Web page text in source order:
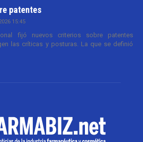
patentes
15:45
fijó nuevos criterios sobre patentes
las críticas y posturas. La que se definió